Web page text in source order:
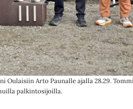
Oulaisiin Arto Paunalle ajalla 28.29.
palkintosijoilla.